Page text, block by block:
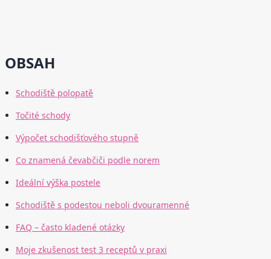
OBSAH
Schodiště polopatě
Točité schody
Výpočet schodišťového stupně
Co znamená čevabčiči podle norem
Ideální výška postele
Schodiště s podestou neboli dvouramenné
FAQ – často kladené otázky
Moje zkušenost test 3 receptů v praxi